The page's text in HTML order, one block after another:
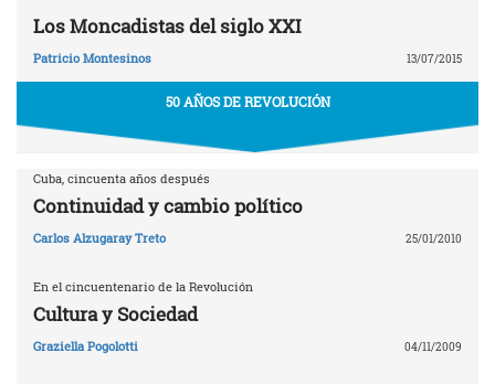
Los Moncadistas del siglo XXI
Patricio Montesinos 13/07/2015
50 AÑOS DE REVOLUCIÓN
Cuba, cincuenta años después
Continuidad y cambio político
Carlos Alzugaray Treto 25/01/2010
En el cincuentenario de la Revolución
Cultura y Sociedad
Graziella Pogolotti 04/11/2009